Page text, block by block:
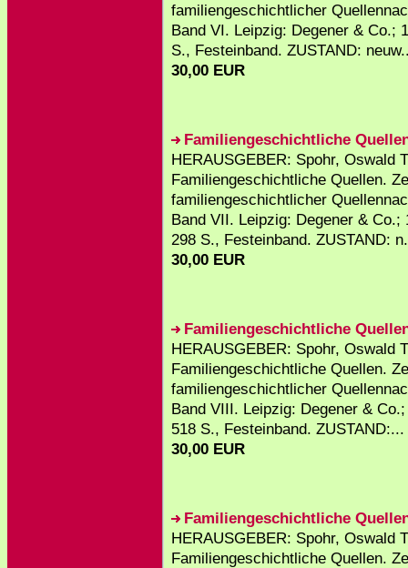
familiengeschichtlicher
Band VI. Leipzig: Degener & Co.;
S., Festeinband. ZUSTAND:
30,00 EUR
Familiengeschichtliche
HERAUSGEBER: Spohr, Oswald
Familiengeschichtliche Quellen.
familiengeschichtlicher
Band VII. Leipzig: Degener & Co.;
298 S., Festeinband. ZUSTAND:
30,00 EUR
Familiengeschichtliche
HERAUSGEBER: Spohr, Oswald
Familiengeschichtliche Quellen.
familiengeschichtlicher
Band VIII. Leipzig: Degener &
518 S., Festeinband. ZUSTAND:...
30,00 EUR
Familiengeschichtliche
HERAUSGEBER: Spohr, Oswald
Familiengeschichtliche Quellen.